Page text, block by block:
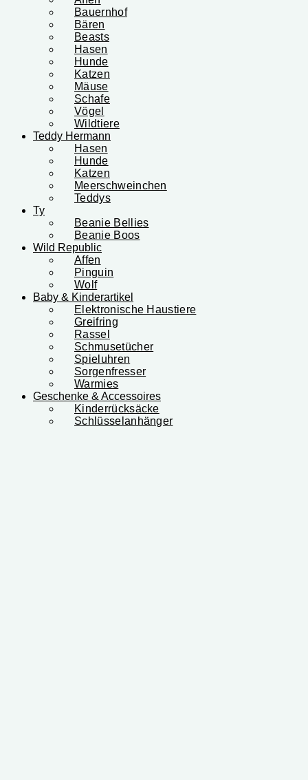
Bauernhof
Bären
Beasts
Hasen
Hunde
Katzen
Mäuse
Schafe
Vögel
Wildtiere
Teddy Hermann
Hasen
Hunde
Katzen
Meerschweinchen
Teddys
Ty
Beanie Bellies
Beanie Boos
Wild Republic
Affen
Pinguin
Wolf
Baby & Kinderartikel
Elektronische Haustiere
Greifring
Rassel
Schmusetücher
Spieluhren
Sorgenfresser
Warmies
Geschenke & Accessoires
Kinderrücksäcke
Schlüsselanhänger